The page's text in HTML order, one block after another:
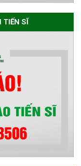
sách thí sinh
dự tuyển Chương
tiến sĩ chuyên
và phát triển
1 năm 2026
TIẾN SĨ